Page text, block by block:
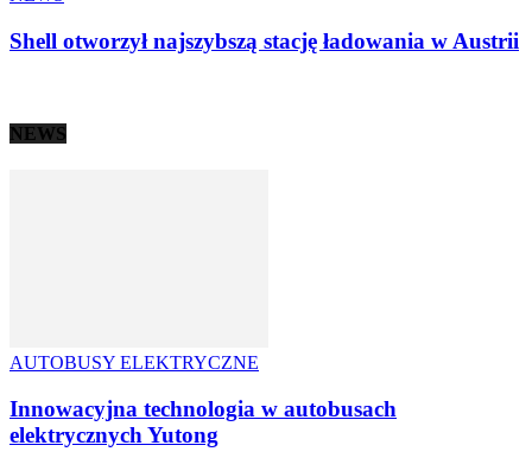
Shell otworzył najszybszą stację ładowania w Austrii
NEWS
AUTOBUSY ELEKTRYCZNE
Innowacyjna technologia w autobusach
elektrycznych Yutong